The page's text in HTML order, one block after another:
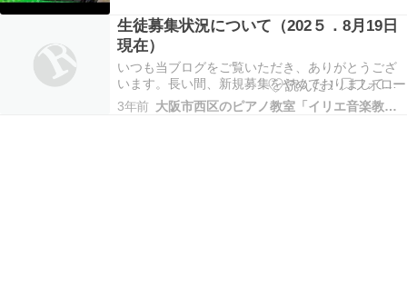
生徒募集状況について（202５．8月19日
現在）
いつも当ブログをご覧いただき、ありがとうござ
います。長い間、新規募集をやめておりまして、
誠に申し訳ございませんでした。>現在、水曜、金
曜、土曜日にご入会の生徒を募集しています。是
3年前 大阪市西区のピアノ教室「イリエ音楽教室」